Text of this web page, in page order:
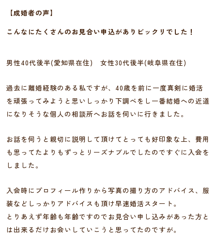
【成婚者の声】
こんなにたくさんのお見合い申込がありビックリでした！
男性40代後半(愛知県在住) 女性30代後半(岐阜県在住)
過去に離婚経験のある私ですが、40歳を前に一度真剣に婚活
を頑張ってみようと思いしっかり下調べをし一番結婚への近道
になりそうな個人の相談所へお話を伺いに行きました。
お話を伺うと親切に説明して頂けてとっても好印象な上、費用
も思ってたよりもずっとリーズナブルでしたのですぐに入会を
しました。
入会時にプロフィール作りから写真の撮り方のアドバイス、服
装などしっかりアドバイスも頂け早速婚活スタート。
とりあえず年齢も年齢ですのでお見合い申し込みがあった方と
は出来るだけお会いしていこうと思ってたのですが。